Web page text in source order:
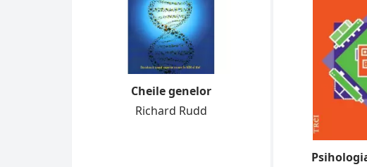
Cheile genelor
Richard Rudd